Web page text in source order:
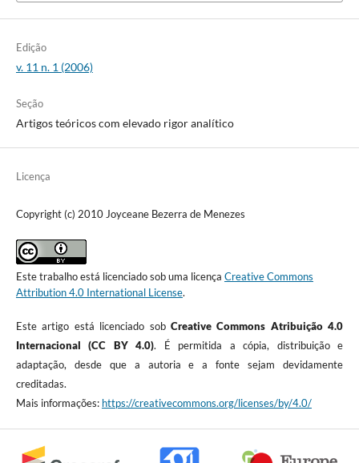
Edição
v. 11 n. 1 (2006)
Seção
Artigos teóricos com elevado rigor analítico
Licença
Copyright (c) 2010 Joyceane Bezerra de Menezes
Este trabalho está licenciado sob uma licença Creative Commons
Attribution 4.0 International License.
Este artigo está licenciado sob Creative Commons Atribuição 4.0
Internacional (CC BY 4.0). É permitida a cópia, distribuição e
adaptação, desde que a autoria e a fonte sejam devidamente
creditadas.
Mais informações: https://creativecommons.org/licenses/by/4.0/